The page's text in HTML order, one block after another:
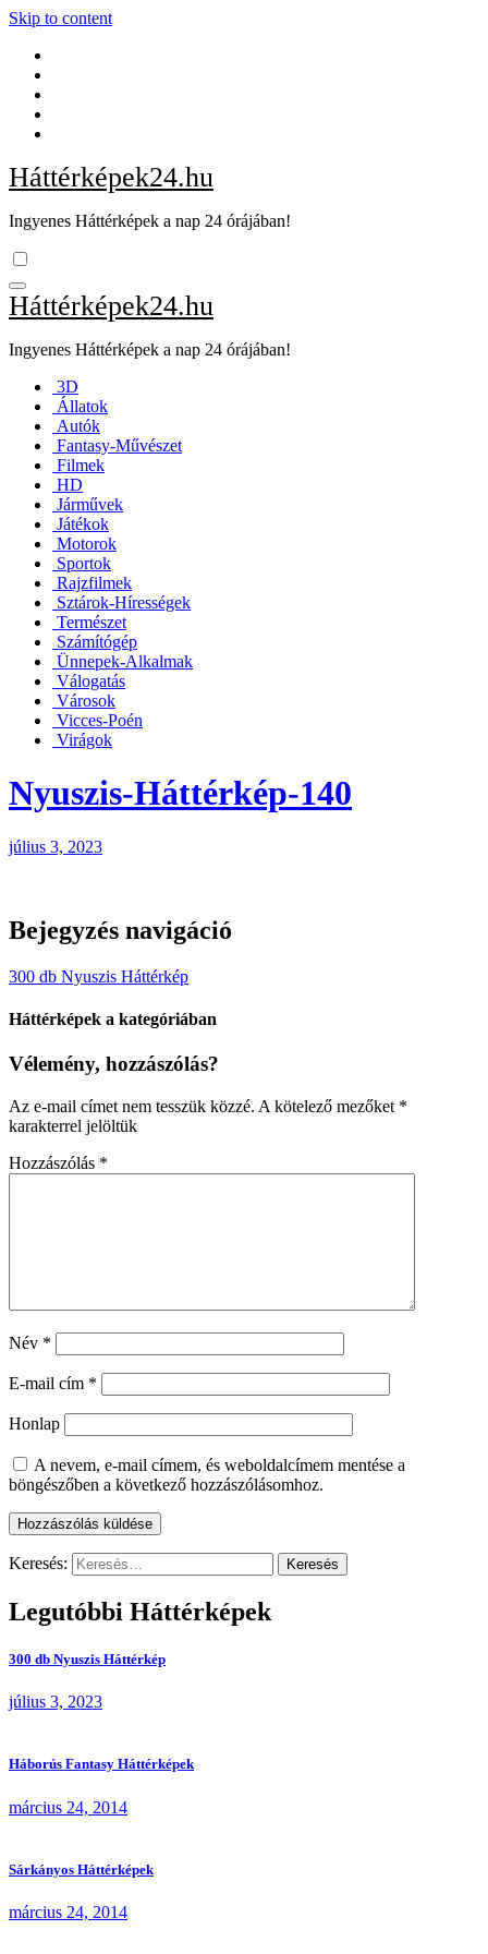
Skip to content
Háttérképek24.hu
Ingyenes Háttérképek a nap 24 órájában!
Háttérképek24.hu
Ingyenes Háttérképek a nap 24 órájában!
3D
Állatok
Autók
Fantasy-Művészet
Filmek
HD
Járművek
Játékok
Motorok
Sportok
Rajzfilmek
Sztárok-Hírességek
Természet
Számítógép
Ünnepek-Alkalmak
Válogatás
Városok
Vicces-Poén
Virágok
Nyuszis-Háttérkép-140
július 3, 2023
Bejegyzés navigáció
300 db Nyuszis Háttérkép
Háttérképek a kategóriában
Vélemény, hozzászólás?
Az e-mail címet nem tesszük közzé. A kötelező mezőket *
karakterrel jelöltük
Hozzászólás *
Név *
E-mail cím *
Honlap
A nevem, e-mail címem, és weboldalcímem mentése a
böngészőben a következő hozzászólásomhoz.
Keresés:
Legutóbbi Háttérképek
300 db Nyuszis Háttérkép
július 3, 2023
Háborús Fantasy Háttérképek
március 24, 2014
Sárkányos Háttérképek
március 24, 2014